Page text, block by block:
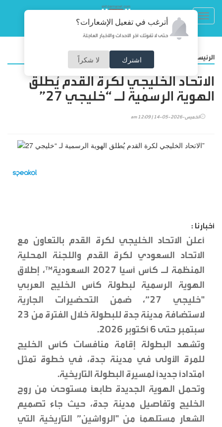
أترغب في تفعيل الإشعارات؟
حتى لا تفوتك آخر الأحداث والأخبار العاجلة
اشترك لا شكراً الرئيسية
الاتحاد الخليجي لكرة القدم يُطلق
الهوية الرسمية لـ “خليجي 27”
الخميس-2026-05-14 | 12:09 am
أخبارنا :
أعلن الاتحاد الخليجي لكرة القدم بالتعاون مع
الاتحاد السعودي لكرة القدم واللجنة المحلية
المنظمة لـ كأس آسيا 2027 السعودية™️، إطلاق
الهوية الرسمية لبطولة كأس الخليج العربي
"خليجي 27”، ضمن التحضيرات الجارية
لاستضافة مدينة جدة للبطولة خلال الفترة من 23
سبتمبر حتى 6 أكتوبر 2026.
وتشهد البطولة إقامة منافسات كأس الخليج
للمرة الأولى في مدينة جدة، في خطوة تمثل
امتدادًا جديدًا لمسيرة البطولة التاريخية.
وتحمل الهوية الجديدة طابعًا مستوحىً من روح
الخليج وتفاصيل مدينة جدة، حيث جاء تصميم
الشعار مستلهمًا من "الرواشين” التاريخية التي